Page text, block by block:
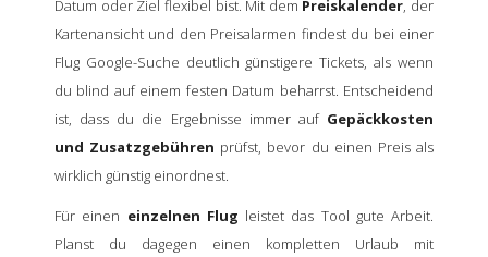
Datum oder Ziel flexibel bist. Mit dem Preiskalender, der
Kartenansicht und den Preisalarmen findest du bei einer
Flug Google-Suche deutlich günstigere Tickets, als wenn
du blind auf einem festen Datum beharrst. Entscheidend
ist, dass du die Ergebnisse immer auf Gepäckkosten
und Zusatzgebühren prüfst, bevor du einen Preis als
wirklich günstig einordnest.
Für einen einzelnen Flug leistet das Tool gute Arbeit.
Planst du dagegen einen kompletten Urlaub mit